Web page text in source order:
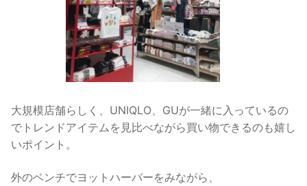
大規模店舗らしく、UNIQLO、GUが一緒に入っているの
でトレンドアイテムを見比べながら買い物できるのも嬉し
いポイント。
外のベンチでヨットハーバーをみながら、